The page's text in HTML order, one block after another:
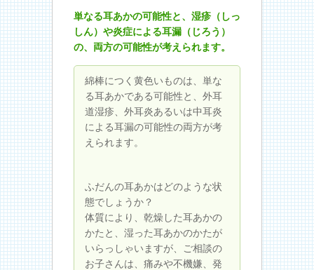
単なる耳あかの可能性と、湿疹（しっ
しん）や炎症による耳漏（じろう）
の、両方の可能性が考えられます。
綿棒につく黄色いものは、単な
る耳あかである可能性と、外耳
道湿疹、外耳炎あるいは中耳炎
による耳漏の可能性の両方が考
えられます。
ふだんの耳あかはどのような状
態でしょうか？
体質により、乾燥した耳あかの
かたと、湿った耳あかのかたが
いらっしゃいますが、ご相談の
お子さんは、痛みや不機嫌、発